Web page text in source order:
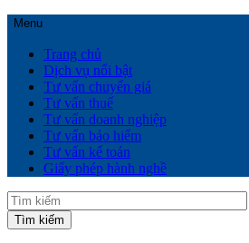
Menu
Trang chủ
Dịch vụ nổi bật
Tư vấn chuyển giá
Tư vấn thuế
Tư vấn doanh nghiệp
Tư vấn bảo hiểm
Tư vấn kế toán
Giấy phép hành nghề